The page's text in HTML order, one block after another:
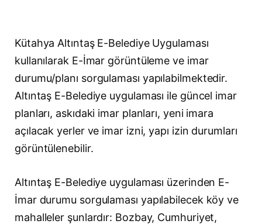
Kütahya Altıntaş E-Belediye Uygulaması
kullanılarak E-İmar görüntüleme ve imar
durumu/planı sorgulaması yapılabilmektedir.
Altıntaş E-Belediye uygulaması ile güncel imar
planları, askıdaki imar planları, yeni imara
açılacak yerler ve imar izni, yapı izin durumları
görüntülenebilir.
Altıntaş E-Belediye uygulaması üzerinden E-
İmar durumu sorgulaması yapılabilecek köy ve
mahalleler şunlardır: Bozbay, Cumhuriyet,